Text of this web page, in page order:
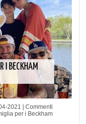
I BECKHAM
2021 | Commenti
per i Beckham